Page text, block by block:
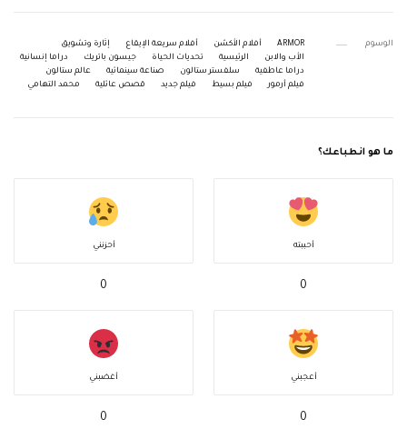
الوسوم ARMOR أفلام الأكشن أفلام سريعة الإيقاع
إثارة وتشويق
الأب والابن
الرئيسية تحديات الحياة جيسون باتريك
دراما إنسانية
دراما عاطفية
سلفستر ستالون صناعة سينمائية
عالم ستالون
فيلم أرمور
فيلم بسيط فيلم جديد قصص عائلية محمد التهامي
ما هو انطباعك؟
أحببته
0
أحزنني
0
أعجبني
0
أغضبني
0